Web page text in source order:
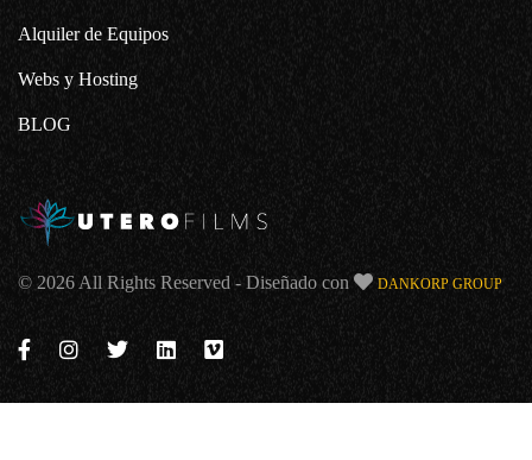
Alquiler de Equipos
Webs y Hosting
BLOG
© 2026 All Rights Reserved - Diseñado con DANKORP GROUP